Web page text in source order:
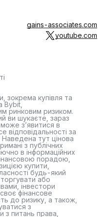
gains-associates.com
youtube.com
зокрема купівля та
Bybit,
ринковим ризиком.
ви шукаєте, зараз
з’явитися в
відповідальності за
Наведена тут цінова
з публічних
в інформаційних
порадою,
купити,
будь-який
або
інвестори
фінансове
до ризику, а також,
з
з питань права,